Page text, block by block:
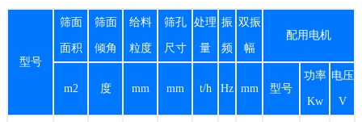
型号
筛面
面积
筛面
倾角
给料
粒度
筛孔
尺寸
处理
量
振
频
双振
幅
配用电机
m2 度 mm mm t/h Hz mm 型号
功率
Kw
电压
V